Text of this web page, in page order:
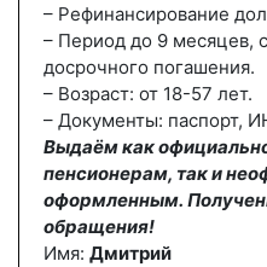
– Рефинансирование
– Период до 9 месяцев,
досрочного погашения.
– Возраст: от 18-57 лет.
– Документы: паспорт,
Выдаём как
пенсионерам, так и
оформленным.
обращения!
Имя: Дмитрий